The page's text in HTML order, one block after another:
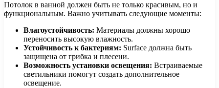
Потолок в ванной должен быть не только красивым, но и
функциональным. Важно учитывать следующие моменты:
Влагоустойчивость: Материалы должны хорошо
переносить высокую влажность.
Устойчивость к бактериям: Surface должна быть
защищена от грибка и плесени.
Возможность установки освещения: Встраиваемые
светильники помогут создать дополнительное
освещение.